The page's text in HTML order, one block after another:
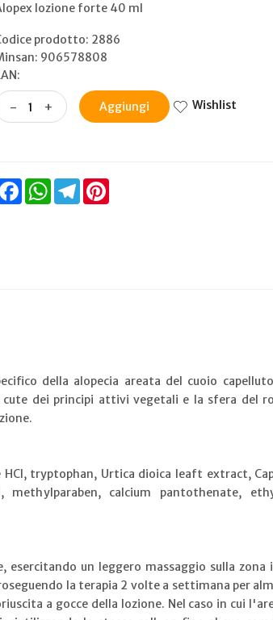
lozione forte 40 ml
prodotto: 2886
906578808
- + Aggiungi Wishlist
FacebookWhatsAppTelegram
della alopecia areata del cuoio
dei principi attivi vegetali e la sfera del
tryptophan, Urtica dioica leaft extract,
calcium pantothenate,
un leggero massaggio sulla
la terapia 2 volte a settimana per
a gocce della lozione. Nel caso in cui